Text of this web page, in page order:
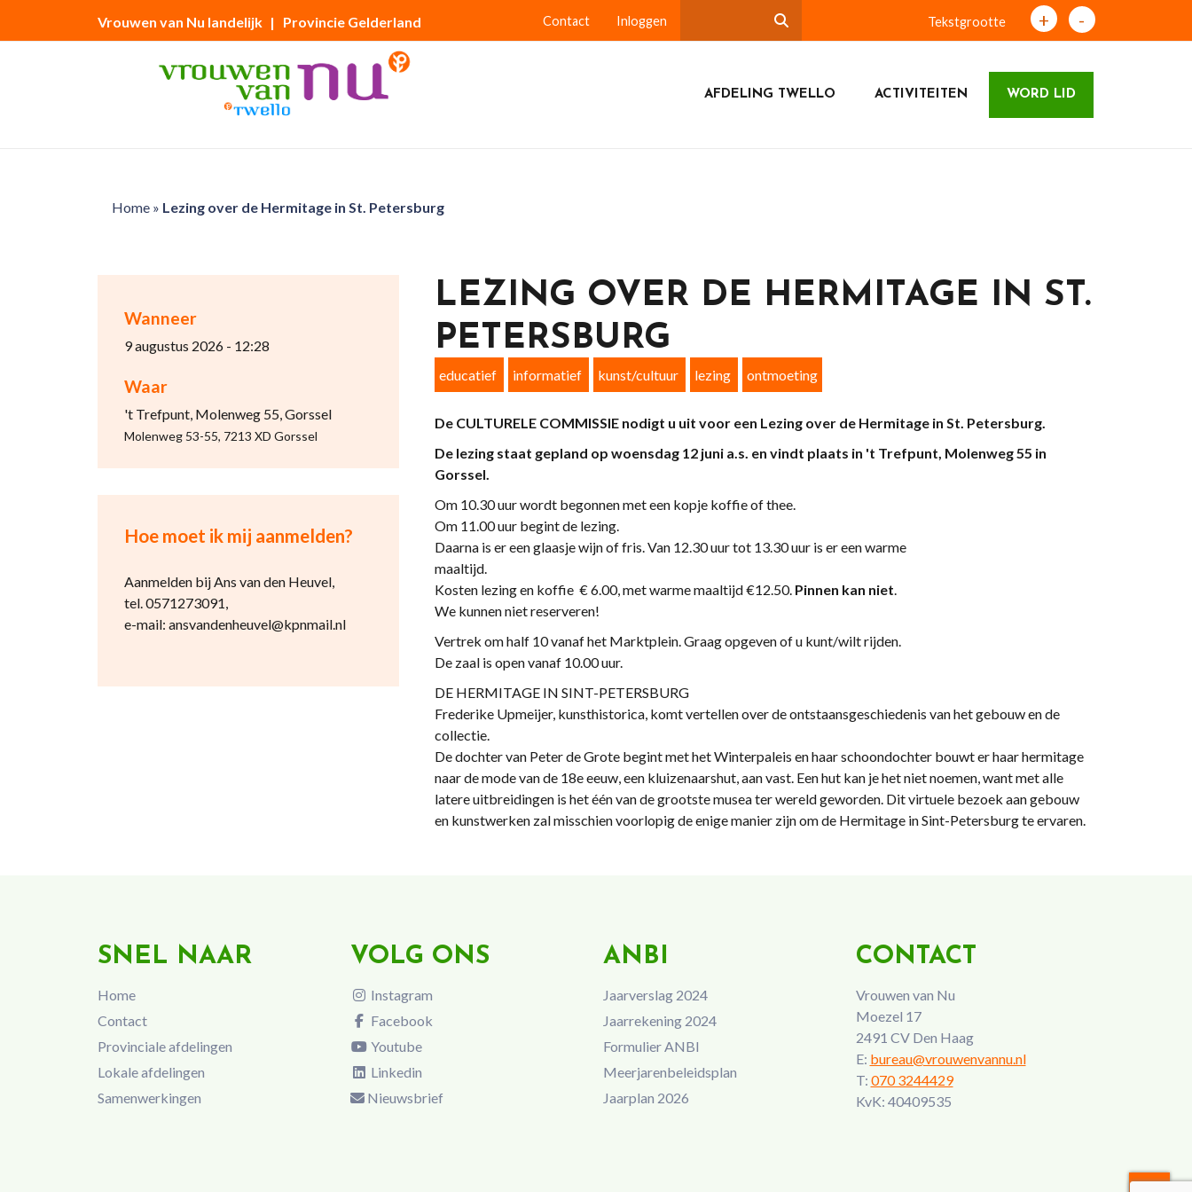
Vrouwen van Nu landelijk | Provincie Gelderland Contact Inloggen Tekstgrootte + -
AFDELING TWELLO ACTIVITEITEN WORD LID
Home» Lezing over de Hermitage in St. Petersburg
Wanneer
9 augustus 2026 - 12:28
Waar
't Trefpunt, Molenweg 55, Gorssel
Molenweg 53-55, 7213 XD Gorssel
Hoe moet ik mij aanmelden?
Aanmelden bij Ans van den Heuvel,
tel. 0571273091,
e-mail: ansvandenheuvel@kpnmail.nl
LEZING OVER DE HERMITAGE IN ST.
PETERSBURG
educatief informatief kunst/cultuur lezing ontmoeting
De CULTURELE COMMISSIE nodigt u uit voor een Lezing over de Hermitage in St. Petersburg.
De lezing staat gepland op woensdag 12 juni a.s. en vindt plaats in 't Trefpunt, Molenweg 55 in
Gorssel.
Om 10.30 uur wordt begonnen met een kopje koffie of thee.
Om 11.00 uur begint de lezing.
Daarna is er een glaasje wijn of fris. Van 12.30 uur tot 13.30 uur is er een warme
maaltijd.
Kosten lezing en koffie € 6.00, met warme maaltijd €12.50. Pinnen kan niet.
We kunnen niet reserveren!
Vertrek om half 10 vanaf het Marktplein. Graag opgeven of u kunt/wilt rijden.
De zaal is open vanaf 10.00 uur.
DE HERMITAGE IN SINT-PETERSBURG
Frederike Upmeijer, kunsthistorica, komt vertellen over de ontstaansgeschiedenis van het gebouw en de
collectie.
De dochter van Peter de Grote begint met het Winterpaleis en haar schoondochter bouwt er haar hermitage
naar de mode van de 18e eeuw, een kluizenaarshut, aan vast. Een hut kan je het niet noemen, want met alle
latere uitbreidingen is het één van de grootste musea ter wereld geworden. Dit virtuele bezoek aan gebouw
en kunstwerken zal misschien voorlopig de enige manier zijn om de Hermitage in Sint-Petersburg te ervaren.
SNEL NAAR
Home
Contact
Provinciale afdelingen
Lokale afdelingen
Samenwerkingen
VOLG ONS
Instagram
Facebook
Youtube
Linkedin
Nieuwsbrief
ANBI
Jaarverslag 2024
Jaarrekening 2024
Formulier ANBI
Meerjarenbeleidsplan
Jaarplan 2026
CONTACT
Vrouwen van Nu
Moezel 17
2491 CV Den Haag
E: bureau@vrouwenvannu.nl
T: 070 3244429
KvK: 40409535